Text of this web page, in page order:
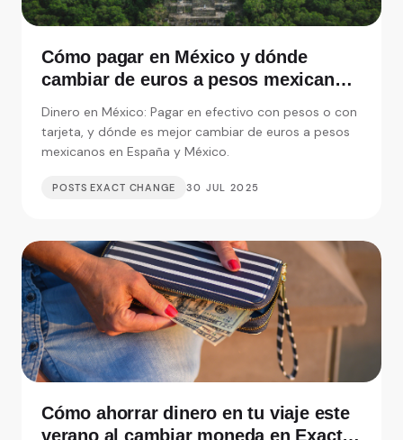
Cómo pagar en México y dónde
cambiar de euros a pesos mexicanos
en España
Dinero en México: Pagar en efectivo con pesos o con
tarjeta, y dónde es mejor cambiar de euros a pesos
mexicanos en España y México.
POSTS EXACT CHANGE 30 JUL 2025
Cómo ahorrar dinero en tu viaje este
verano al cambiar moneda en Exact